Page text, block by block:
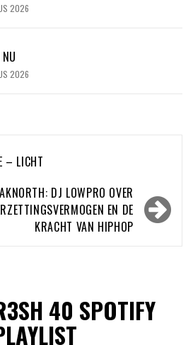
2026
2026
– LICHT
DJ LOWPRO OVER
EN DE
KRACHT VAN HIPHOP
40 SPOTIFY